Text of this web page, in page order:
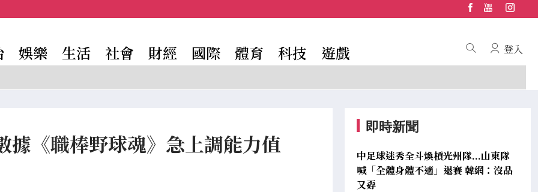
娛樂 生活 社會 財經 國際 體育 科技 遊戲 登入
據《職棒野球魂》急上調能力值
即時新聞
中足球迷秀全斗煥槓光州隊...山東隊
喊「全體身體不適」退賽 韓網：沒品
又孬